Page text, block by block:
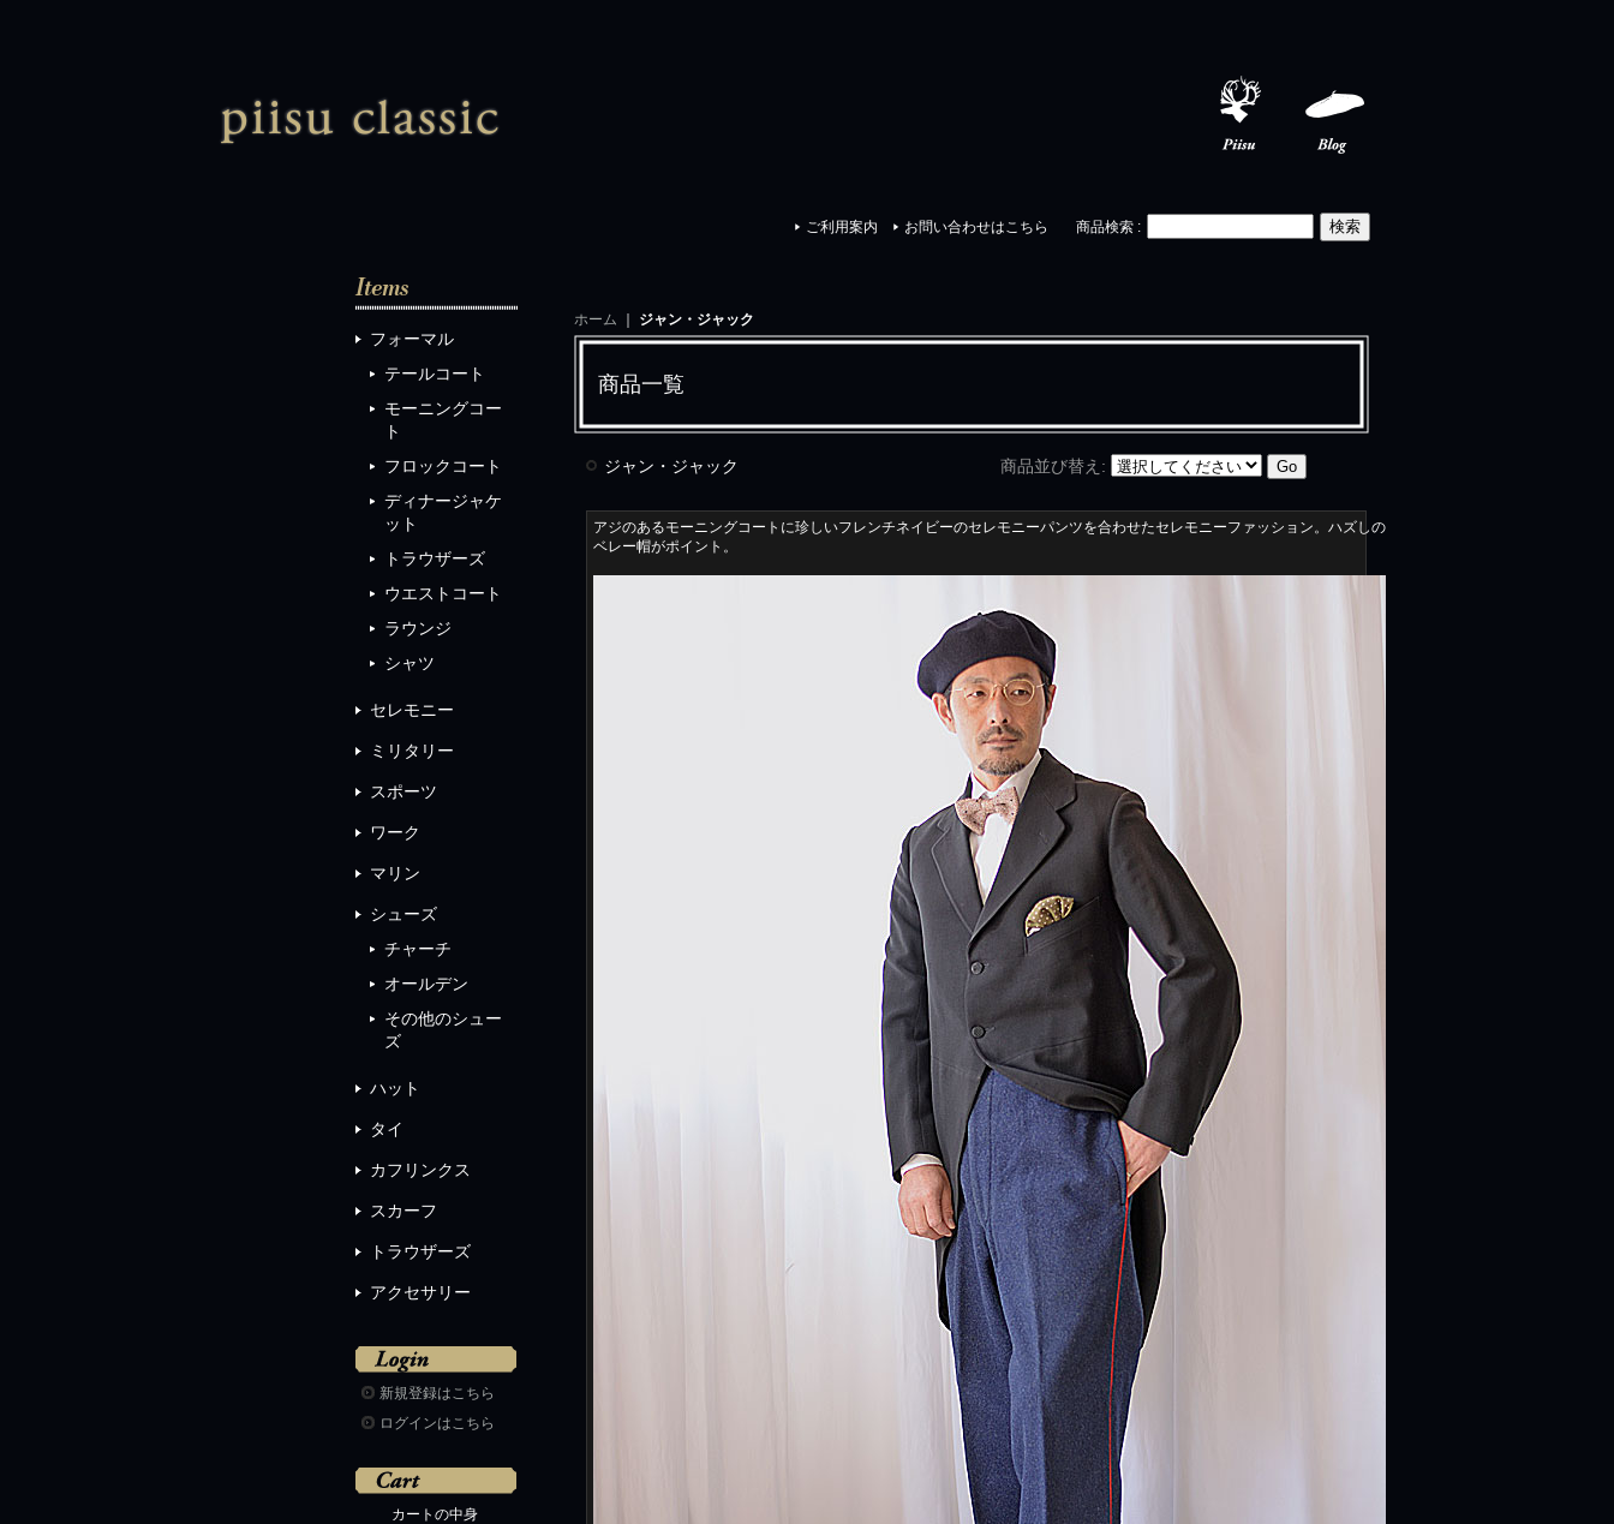
ご利用案内 お問い合わせはこちら 商品検索 :
フォーマル
テールコート
モーニングコー
ト
フロックコート
ディナージャケ
ット
トラウザーズ
ウエストコート
ラウンジ
シャツ
セレモニー
ミリタリー
スポーツ
ワーク
マリン
シューズ
チャーチ
オールデン
その他のシュー
ズ
ハット
タイ
カフリンクス
スカーフ
トラウザーズ
アクセサリー
新規登録はこちら
ログインはこちら
カートの中身
ホーム ジャン・ジャック
商品一覧
ジャン・ジャック 商品並び替え :
アジのあるモーニングコートに珍しいフレンチネイビーのセレモニーパンツを合わせたセレモニーファッション。ハズしの
ベレー帽がポイント。